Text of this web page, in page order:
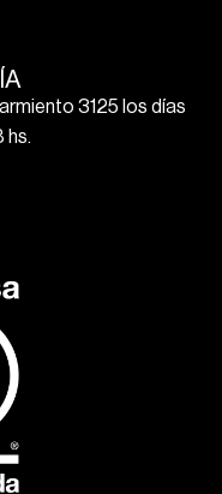
3125 los días
hs.